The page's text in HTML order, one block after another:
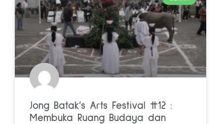
Jong Batak’s Arts Festival #12 :
Membuka Ruang Budaya dan